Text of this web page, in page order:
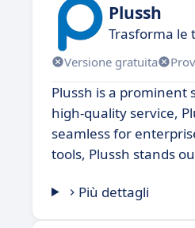
Plussh
Trasforma le
Versione gratuita
Plussh is a prominent
high-quality service,
seamless for
tools, Plussh stands
Più dettagli